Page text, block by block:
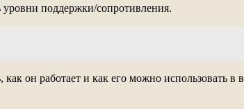
уровни поддержки/сопротивления.
он работает и как его можно использовать в